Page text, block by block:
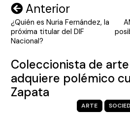
Navegación
de
entradas
Anterior
¿Quién es Nuria Fernández, la
próxima titular del DIF
Nacional?
Coleccionista de
adquiere polémico
Zapata
ARTE